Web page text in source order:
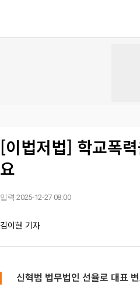
[이법저법] 학교폭
요
입력 2025-12-27 08:00
김이현 기자
신혁범 법무법인 선율로 대표